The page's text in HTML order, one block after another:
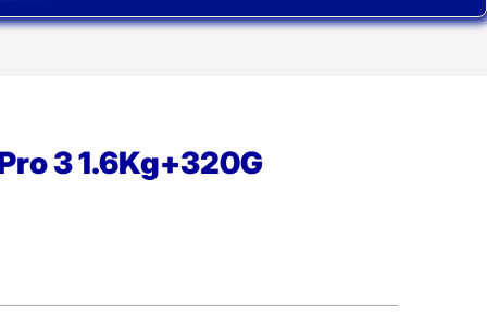
3 1.6Kg+320G